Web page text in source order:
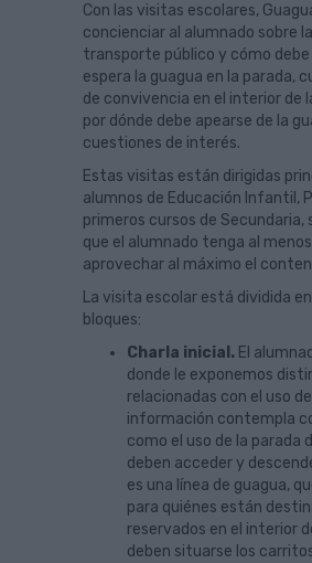
Con las visitas escolares,
concienciar al alumnado sobre
transporte público y cómo
espera la guagua en la parada,
de convivencia en el interior de
por dónde debe apearse de la
cuestiones de interés.
Estas visitas están dirigidas
alumnos de Educación Infantil,
primeros cursos de Secundaria,
que el alumnado tenga al
aprovechar al máximo el
La visita escolar está dividida
bloques:
Charla inicial. El
donde le exponemos
relacionadas con el uso
información contempla
como el uso de la parada
deben acceder y
es una línea de guagua,
para quiénes están
reservados en el interior
deben situarse los